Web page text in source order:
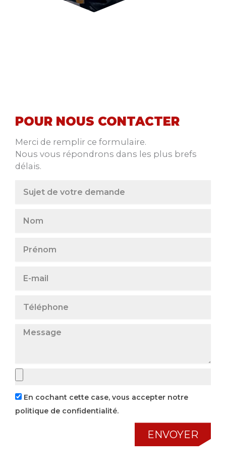
POUR NOUS CONTACTER
Merci de remplir ce formulaire.
Nous vous répondrons dans les plus brefs
délais.
En cochant cette case, vous accepter notre
politique de confidentialité.
ENVOYER